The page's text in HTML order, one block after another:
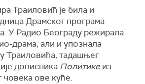
Траиловић је била и
Драмског програма
У Радио Београду режирала
драма, али и упознала
Траиловића, тадашњег
дописника Политикеиз
човека ове куће.